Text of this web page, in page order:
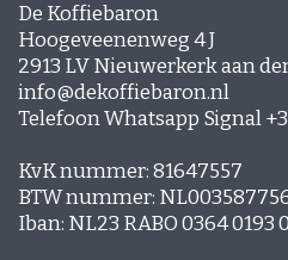
De Koffiebaron
Hoogeveenenweg 4 J
2913 LV Nieuwerkerk aan
info@dekoffiebaron.nl
Telefoon Whatsapp Signal
KvK nummer: 81647557
BTW nummer:
Iban: NL23 RABO 0364 0193